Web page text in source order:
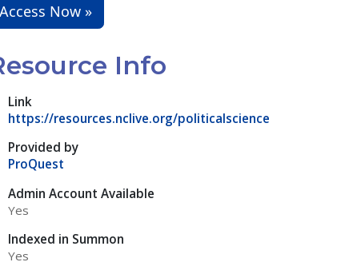
Access Now »
Info
Link
https://resources.nclive.org/politicalscience
Provided by
ProQuest
Admin Account Available
Yes
Indexed in Summon
Yes